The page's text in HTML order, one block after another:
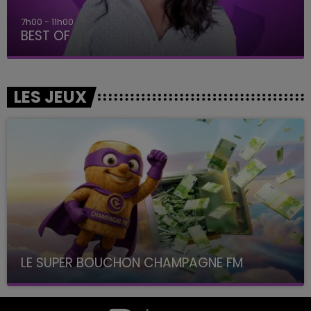
7h00 - 11h00
BEST OF
LES JEUX
LE SUPER BOUCHON CHAMPAGNE FM
avec La Famille Champagne FM, à 8H10